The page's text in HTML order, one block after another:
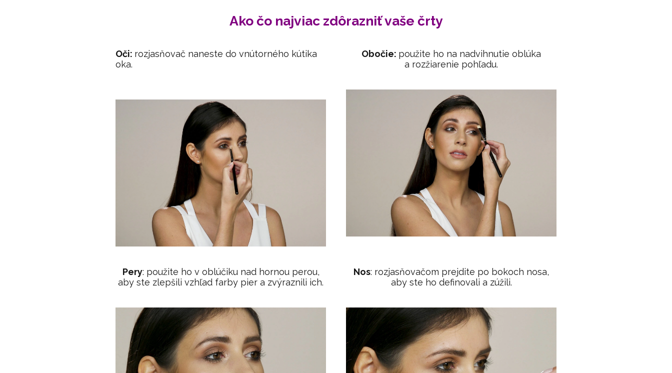
Ako čo najviac zdôrazniť vaše črty
Oči: rozjasňovač naneste do vnútorného kútika
oka.
Obočie: použite ho na nadvihnutie oblúka
a rozžiarenie pohľadu.
Pery: použite ho v oblúčiku nad hornou perou,
aby ste zlepšili vzhľad farby pier a zvýraznili ich.
Nos: rozjasňovačom prejdite po bokoch nosa,
aby ste ho definovali a zúžili.